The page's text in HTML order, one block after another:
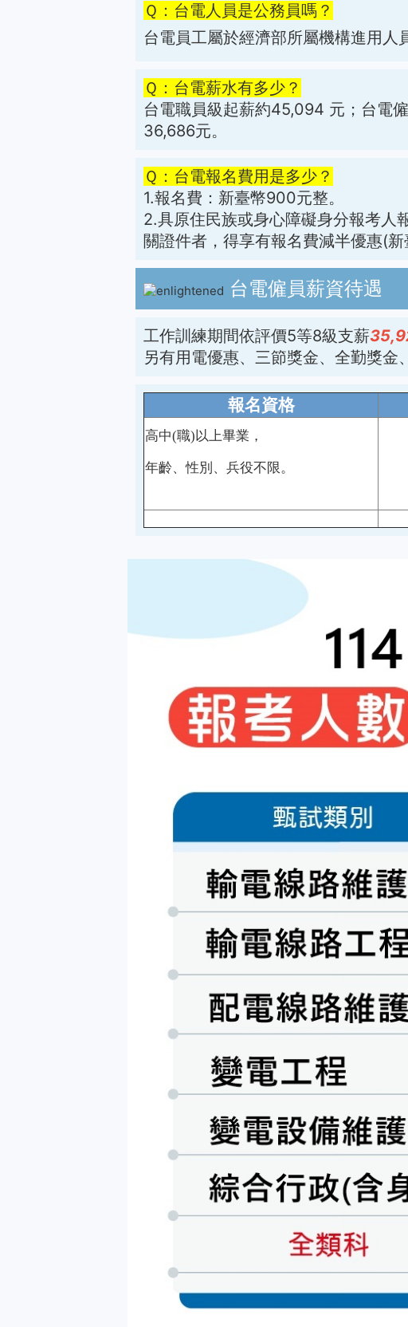
Ｑ：台電人員是公務員嗎？
台電員工屬於經濟部所屬機構進用人
Ｑ：台電薪水有多少？
台電職員級起薪約45,094 元；台電
36,686元。
Ｑ：台電報名費用是多少？
1.報名費：新臺幣900元整。
2.具原住民族或身心障礙身分報考人
關證件者，得享有報名費減半優惠(
台電僱員薪資待遇
工作訓練期間依評價5等8級支薪
另有用電優惠、三節獎金、全勤獎金
報名資格
高中(職)以上畢業，
年齡、性別、兵役不限。